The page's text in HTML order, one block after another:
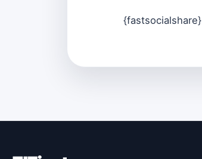
{fastsocialshare}